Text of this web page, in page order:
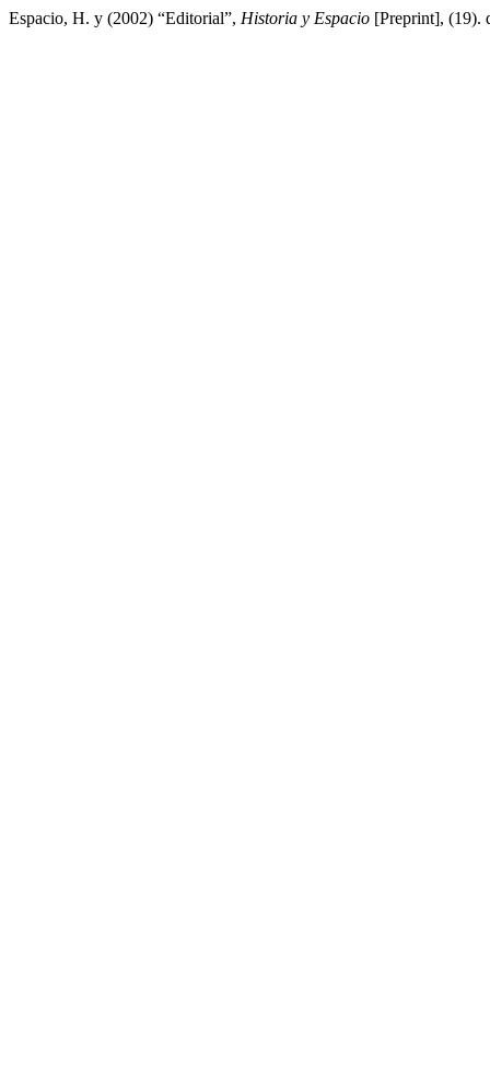
Espacio, H. y (2002) “Editorial”, Historia y Espacio [Preprint], (19).